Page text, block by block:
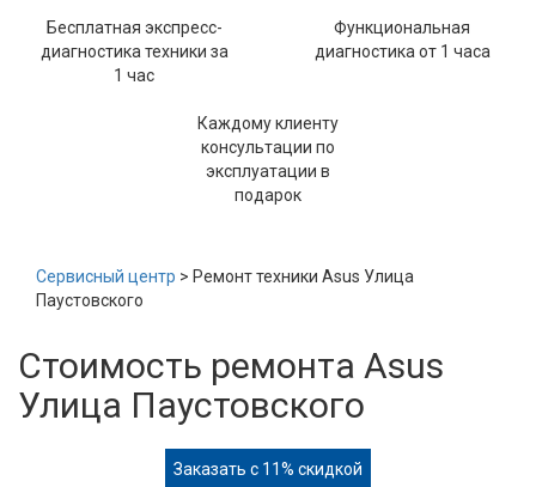
Бесплатная экспресс-
диагностика техники за
1 час
Функциональная
диагностика от 1 часа
Каждому клиенту
консультации по
эксплуатации в
подарок
Сервисный центр > Ремонт техники Asus Улица
Паустовского
Стоимость ремонта Asus
Улица Паустовского
Заказать с 11% скидкой